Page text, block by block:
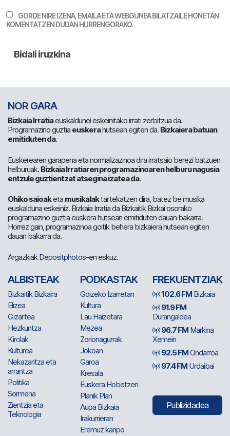
GORDE NIRE IZENA, EMAILA ETA WEBGUNEA BILATZAILE HONETAN
KOMENTATZEN DUDAN HURRENGORAKO.
NOR GARA
Bizkaia Irratiaeuskaldunei eskeinitako irrati zerbitzua da.
Programazino guztia euskerahutsean egiten da. Bizkaiera batuan
emitiduten da.
Euskerearen garapena eta normalizazinoa dira irratsaio berezi batzuen
helburuak. Bizkaia Irratiaren programazinoaren helburu nagusia
entzule guztientzat atsegina izatea da.
Ohiko saioaketa musikalaktartekatzen dira, batez be musika
euskalduna eskeiniz. Bizkaia Irratia da Bizkaitik Bizkai osorako
programazino guztia euskera hutsean emitiduten dauan bakarra.
Horrez gain, programazinoa goitik behera bizkaiera hutsean egiten
dauan bakarra da.
ArgazkiakDepositphotos-en eskuz.
ALBISTEAK
Bizkaitik Bizkaira
Elizea
Gizartea
Hezkuntza
Kirolak
Kulturea
Nekazaritza eta
arrantza
Politika
Sormena
Zientzia eta
Teknologia
PODKASTAK
Goizeko Izarretan
Kultura
Lau Haizetara
Mezea
Zorionagurrak
Jokoan
Garoa
Kresala
Euskera Hobetzen
Planik Plan
Aupa Bizkaia
Irakurrieran
Eremuz kanpo
FREKUENTZIAK
102.6 FM Bizkaia
91.9 FM
Durangaldea
96.7 FM Markina
Xemein
92.5 FMOndarroa
97.4 FM Urdaibai
Publizidadea